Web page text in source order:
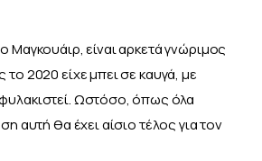
Μαγκουάιρ, είναι αρκετά γνώριμος
2020 είχε μπει σε καυγά, με
Ωστόσο, όπως όλα
αυτή θα έχει αίσιο τέλος για τον